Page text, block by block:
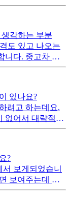
크해야 할지 조
각하는 부분
도 있고 나오는
니다. 중고차 구
적으로 봐야하
있나요?
려고 하는데요.
없어서 대략적으
록증 정보로 정
?
?
보게되었습니
보여주는데 샤
색하면 결과가 나
려면 무엇으로